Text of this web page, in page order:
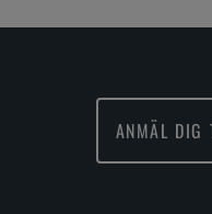
ANMÄL DIG